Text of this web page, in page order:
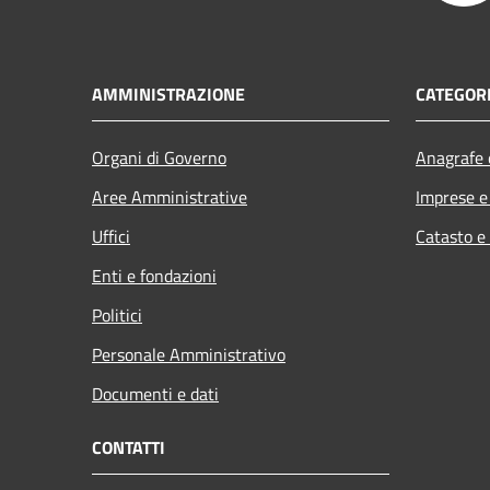
AMMINISTRAZIONE
Organi di Governo
Aree Amministrative
Uffici
Enti e fondazioni
Politici
Personale Amministrativo
Documenti e dati
Imprese
Catasto
CONTATTI